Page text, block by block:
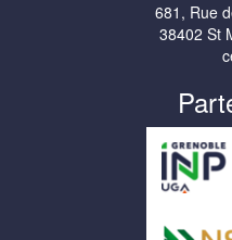
681, Rue
38402 St